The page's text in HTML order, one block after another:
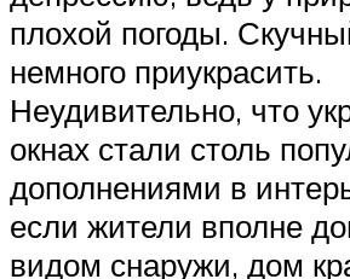
плохой погоды.
немного приукрасить.
Неудивительно, что
окнах стали столь
дополнениями в
если жители вполне
видом снаружи, дом